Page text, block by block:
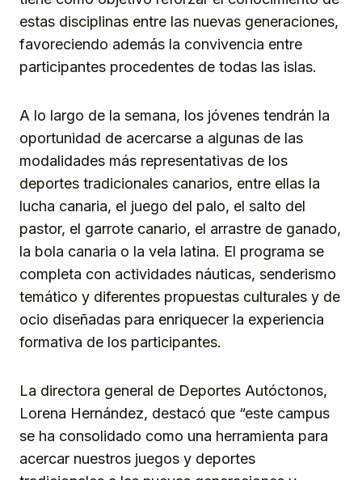
estas disciplinas entre las nuevas generaciones,
favoreciendo además la convivencia entre
participantes procedentes de todas las islas.
A lo largo de la semana, los jóvenes tendrán la
oportunidad de acercarse a algunas de las
modalidades más representativas de los
deportes tradicionales canarios, entre ellas la
lucha canaria, el juego del palo, el salto del
pastor, el garrote canario, el arrastre de ganado,
la bola canaria o la vela latina. El programa se
completa con actividades náuticas, senderismo
temático y diferentes propuestas culturales y de
ocio diseñadas para enriquecer la experiencia
formativa de los participantes.
La directora general de Deportes Autóctonos,
Lorena Hernández, destacó que “este campus
se ha consolidado como una herramienta para
acercar nuestros juegos y deportes